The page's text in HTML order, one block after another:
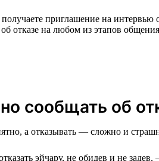
приглашение на
отказе на любом из этапов
сообщать об
а отказывать — сложно и
эйчару, не обидев и не